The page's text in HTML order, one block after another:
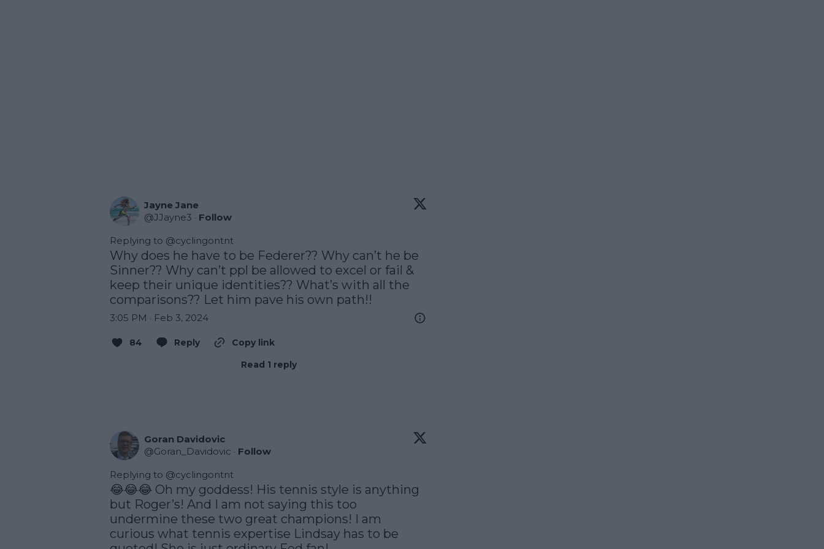
Jayne Jane
@JJayne3 · Follow
Replying to @cyclingontnt
Why does he have to be Federer?? Why can’t he be
Sinner?? Why can’t ppl be allowed to excel or fail &
keep their unique identities?? What’s with all the
comparisons?? Let him pave his own path!!
3:05 PM · Feb 3, 2024
84 Reply
Copy link
Read 1 reply
Goran Davidovic
@Goran_Davidovic · Follow
Replying to @cyclingontnt
😂😂😂 Oh my goddess! His tennis style is anything
but Roger’s! And I am not saying this too
undermine these two great champions! I am
curious what tennis expertise Lindsay has to be